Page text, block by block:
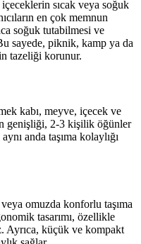
sıcak veya soğuk
en çok memnun
soğuk tutabilmesi ve
sayede, piknik, kamp ya da
tazeliği korunur.
kabı, meyve, içecek ve
genişliği, 2-3 kişilik öğünler
anda taşıma kolaylığı
omuzda konforlu taşıma
tasarımı, özellikle
Ayrıca, küçük ve kompakt